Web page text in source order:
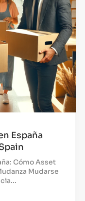
España
Cómo Asset
Mudarse